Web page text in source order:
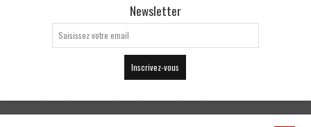
Newsletter
Inscrivez-vous